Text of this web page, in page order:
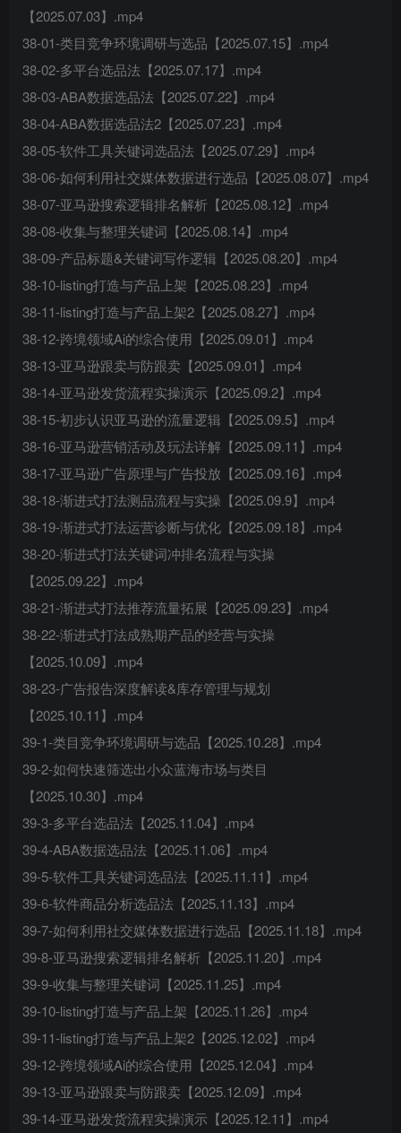
【2025.07.03】.mp4
38-01-类目竞争环境调研与选品【2025.07.15】.mp4
38-02-多平台选品法【2025.07.17】.mp4
38-03-ABA数据选品法【2025.07.22】.mp4
38-04-ABA数据选品法2【2025.07.23】.mp4
38-05-软件工具关键词选品法【2025.07.29】.mp4
38-06-如何利用社交媒体数据进行选品【2025.08.07】.mp4
38-07-亚马逊搜索逻辑排名解析【2025.08.12】.mp4
38-08-收集与整理关键词【2025.08.14】.mp4
38-09-产品标题&关键词写作逻辑【2025.08.20】.mp4
38-10-listing打造与产品上架【2025.08.23】.mp4
38-11-listing打造与产品上架2【2025.08.27】.mp4
38-12-跨境领域Ai的综合使用【2025.09.01】.mp4
38-13-亚马逊跟卖与防跟卖【2025.09.01】.mp4
38-14-亚马逊发货流程实操演示【2025.09.2】.mp4
38-15-初步认识亚马逊的流量逻辑【2025.09.5】.mp4
38-16-亚马逊营销活动及玩法详解【2025.09.11】.mp4
38-17-亚马逊广告原理与广告投放【2025.09.16】.mp4
38-18-渐进式打法测品流程与实操【2025.09.9】.mp4
38-19-渐进式打法运营诊断与优化【2025.09.18】.mp4
38-20-渐进式打法关键词冲排名流程与实操
【2025.09.22】.mp4
38-21-渐进式打法推荐流量拓展【2025.09.23】.mp4
38-22-渐进式打法成熟期产品的经营与实操
【2025.10.09】.mp4
38-23-广告报告深度解读&库存管理与规划
【2025.10.11】.mp4
39-1-类目竞争环境调研与选品【2025.10.28】.mp4
39-2-如何快速筛选出小众蓝海市场与类目
【2025.10.30】.mp4
39-3-多平台选品法【2025.11.04】.mp4
39-4-ABA数据选品法【2025.11.06】.mp4
39-5-软件工具关键词选品法【2025.11.11】.mp4
39-6-软件商品分析选品法【2025.11.13】.mp4
39-7-如何利用社交媒体数据进行选品【2025.11.18】.mp4
39-8-亚马逊搜索逻辑排名解析【2025.11.20】.mp4
39-9-收集与整理关键词【2025.11.25】.mp4
39-10-listing打造与产品上架【2025.11.26】.mp4
39-11-listing打造与产品上架2【2025.12.02】.mp4
39-12-跨境领域Ai的综合使用【2025.12.04】.mp4
39-13-亚马逊跟卖与防跟卖【2025.12.09】.mp4
39-14-亚马逊发货流程实操演示【2025.12.11】.mp4